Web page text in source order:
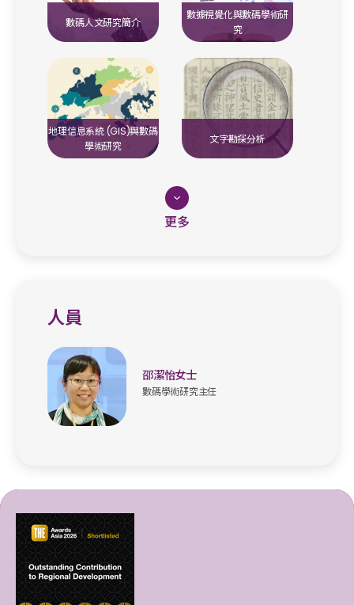
數碼人文研究簡介
數據視覺化與數碼學術研
究
地理信息系統 (GIS)與數碼
學術研究
文字勘探分析
更多
人員
邵潔怡女士
數碼學術研究主任